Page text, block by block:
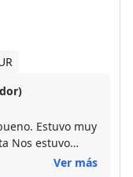
Estuvo muy
Nos estuvo
las gestiones
Ver más